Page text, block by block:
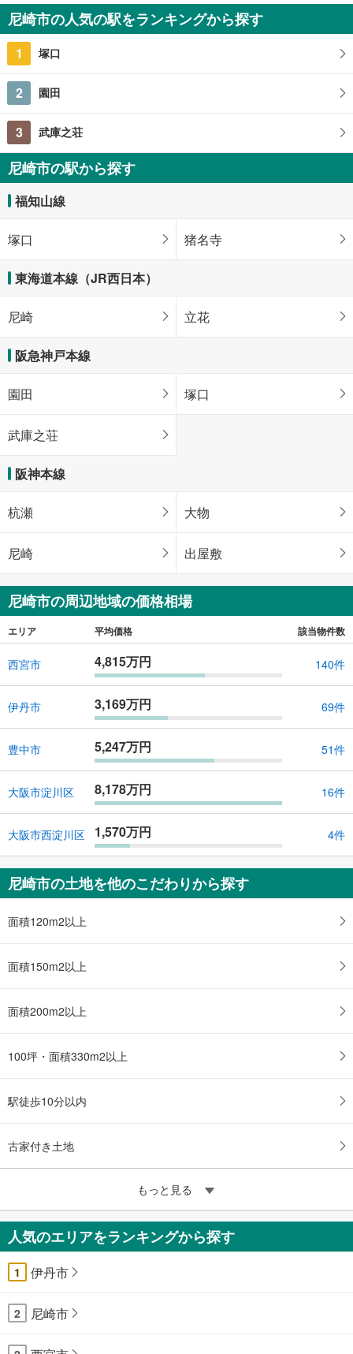
2,699万円
112.2m 2（登記）
尼崎市の人気の駅をランキングから探す
1 塚口
2 園田
3 武庫之荘
尼崎市の駅から探す
福知山線
塚口 猪名寺
東海道本線（JR西日本）
尼崎 立花
阪急神戸本線
園田 塚口
武庫之荘
阪神本線
杭瀬 大物
尼崎 出屋敷
尼崎市の周辺地域の価格相場
エリア 平均価格 該当物件数
西宮市 4,815万円 140件
伊丹市 3,169万円 69件
豊中市 5,247万円 51件
大阪市淀川区 8,178万円 16件
大阪市西淀川区 1,570万円 4件
尼崎市の土地を他のこだわりから探す
面積120m2以上
面積150m2以上
面積200m2以上
100坪・面積330m2以上
駅徒歩10分以内
古家付き土地
もっと見る
人気のエリアをランキングから探す
1 伊丹市
2 尼崎市